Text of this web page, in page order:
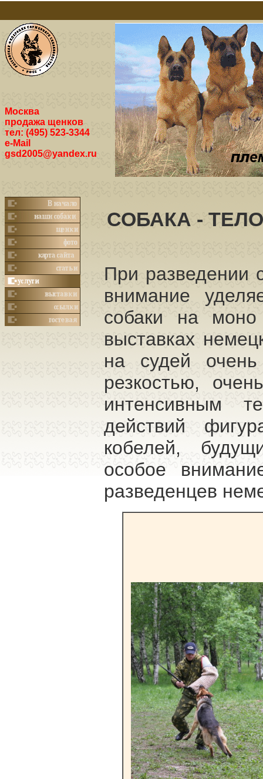
Москва
продажа щенков
тел: (495) 523-3344
e-Mail
gsd2005@yandex.ru
СОБАКА -
При разведении
внимание
собаки на моно
выставках
на судей очень
резкостью,
интенсивным
действий
кобелей,
особое
разведенцев